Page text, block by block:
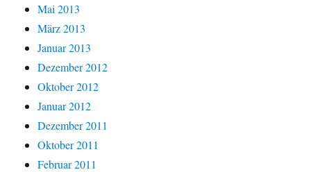
Mai 2013
März 2013
Januar 2013
Dezember 2012
Oktober 2012
Januar 2012
Dezember 2011
Oktober 2011
Februar 2011